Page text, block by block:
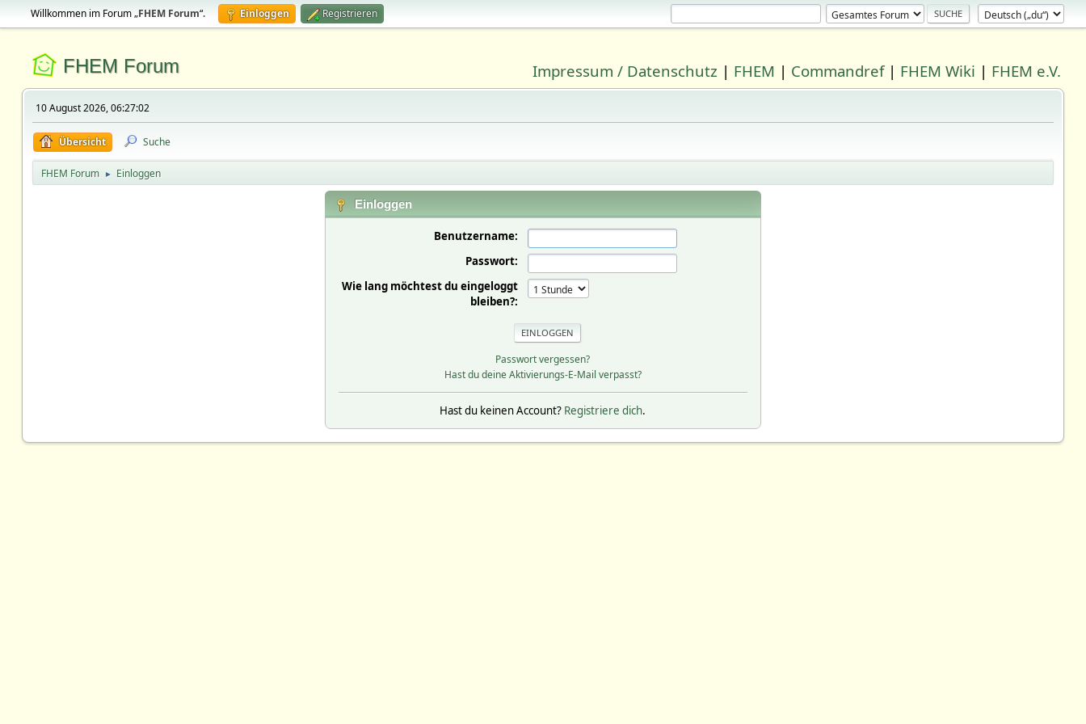
Willkommen im Forum „FHEM Forum“. Einloggen Registrieren
FHEM Forum Impressum / Datenschutz | FHEM | Commandref| FHEM Wiki | FHEM e.V.
10 August 2026, 06:27:02
Übersicht Suche
FHEM Forum ► Einloggen
Einloggen
Benutzername:
Passwort:
Wie lang möchtest du eingeloggt
bleiben?:
Passwort vergessen?
Hast du deine Aktivierungs-E-Mail verpasst?
Hast du keinen Account? Registriere dich.